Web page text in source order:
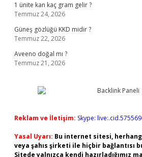
1 ünite kan kaç gram gelir ?
Temmuz 24, 2026
Güneş gözlüğü KKD midir ?
Temmuz 22, 2026
Aveeno doğal mı ?
Temmuz 21, 2026
Reklam ve İletişim: Skype:
Yasal Uyarı: Bu internet sitesi,
veya şahıs şirketi ile hiçbir bağlantısı
Sitede yalnızca kendi hazırladığımız